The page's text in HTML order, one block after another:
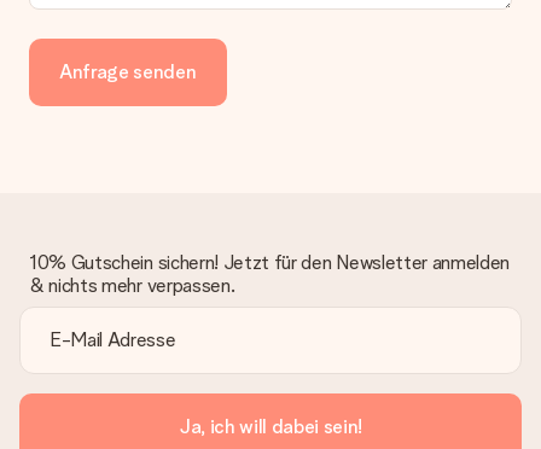
Anfrage senden
10% Gutschein sichern! Jetzt für den Newsletter anmelden
& nichts mehr verpassen.
Ja, ich will dabei sein!